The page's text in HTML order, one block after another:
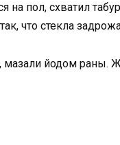
на пол, схватил
что стекла
йодом раны.